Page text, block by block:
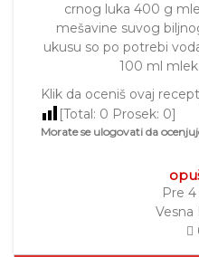
crnog luka 400 g
mešavine suvog
ukusu so po potrebi
100 ml
Klik da oceniš ovaj
[Total: 0 Prosek: 0]
Morate se ulogovati da
Pre
Vesna